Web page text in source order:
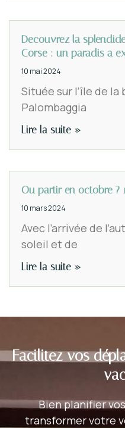
Decouvrez la
Corse : un paradis a
10 mai 2024
Située sur l’île de la
Palombaggia
Lire la suite »
Ou partir en octobre ?
10 mars 2024
Avec l’arrivée de
soleil et de
Lire la suite »
Facilitez vos
Bien planifier
transformer votre